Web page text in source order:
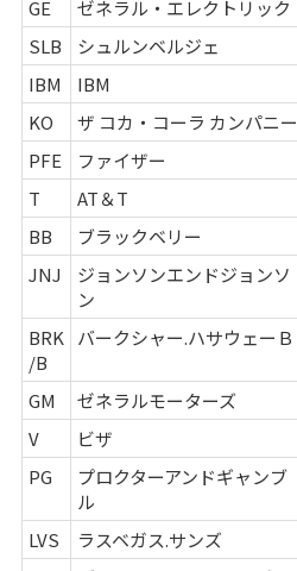
GE ゼネラル・エレクトリック
SLB
シュルンベルジェ
IBM
IBM
KO
ザ コカ・コーラ カンパニー
PFE
ファイザー
T
AT＆T
BB
ブラックベリー
JNJ
ジョンソンエンドジョンソ
ン
BRK
/B
バークシャー.ハサウェーＢ
GM ゼネラルモーターズ
V
ビザ
PG
プロクターアンドギャンブ
ル
LVS ラスベガス.サンズ